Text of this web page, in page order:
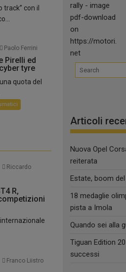
track” con il
Paolo Ferrini
Pirelli ed
tyre
quota del
Riccardo
R,
internazionale
Franco Liistro
Articoli
Nuova Opel
reiterata
Estate, boom
18 medaglie
pista a Imola
Quando sei alla
Tiguan Edition
successi